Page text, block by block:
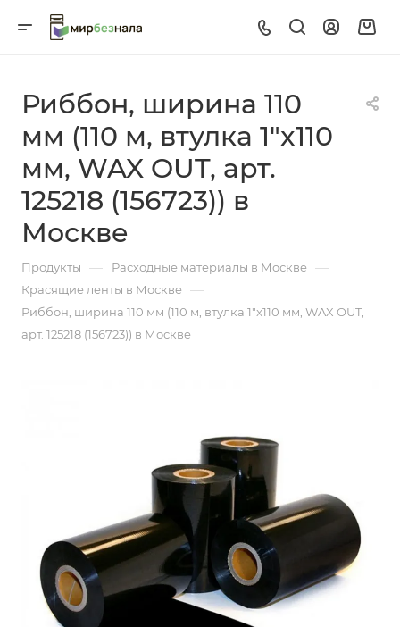
Риббон, ширина 110
мм (110 м, втулка 1"x110
мм, WAX OUT, арт.
125218 (156723)) в
Москве
Продукты — Расходные материалы в Москве —
Красящие ленты в Москве —
Риббон, ширина 110 мм (110 м, втулка 1"x110 мм, WAX OUT,
арт. 125218 (156723)) в Москве